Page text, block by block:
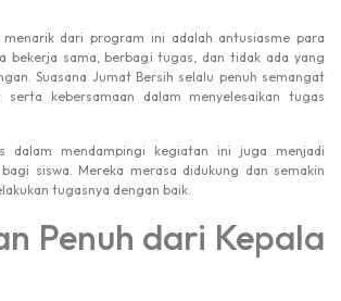
dari program ini adalah antusiasme para
bekerja sama, berbagi tugas, dan tidak ada yang
Suasana Jumat Bersih selalu penuh semangat
serta kebersamaan dalam menyelesaikan tugas
dalam mendampingi kegiatan ini juga menjadi
siswa. Mereka merasa didukung dan semakin
tugasnya dengan baik.
Penuh dari Kepala